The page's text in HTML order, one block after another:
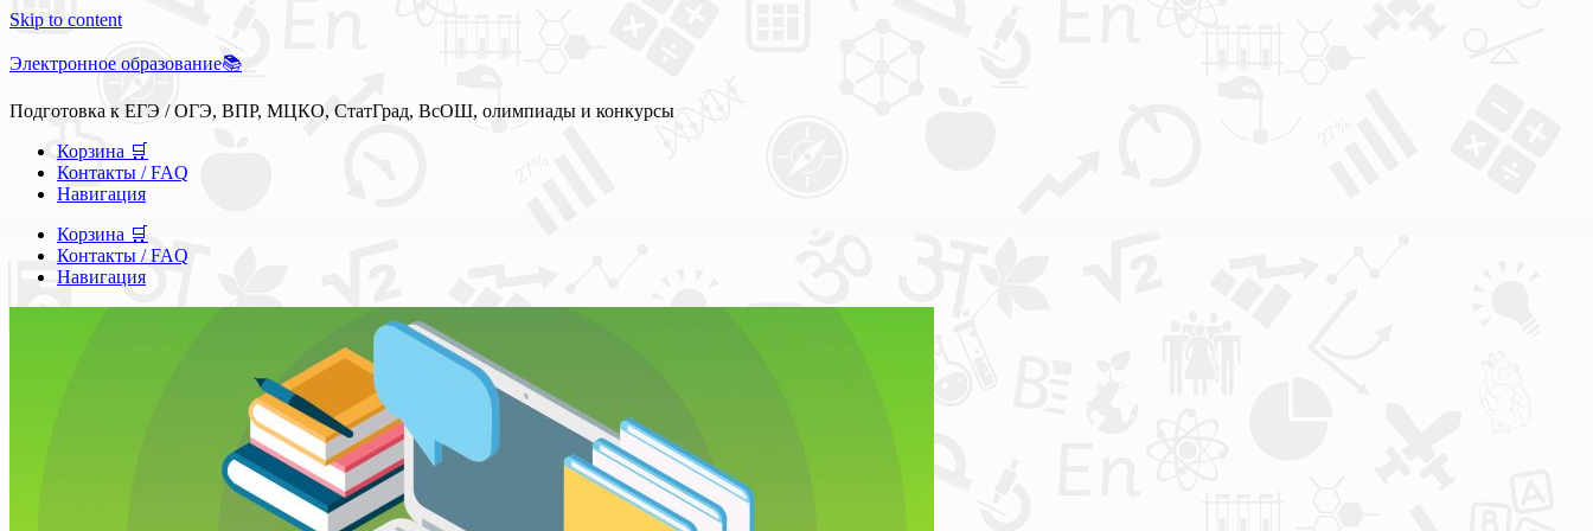
Skip to content
Электронное образование📚
Подготовка к ЕГЭ / ОГЭ, ВПР, МЦКО, СтатГрад, ВсОШ, олимпиады и конкурсы
Корзина 🛒
Контакты / FAQ
Навигация
Корзина 🛒
Контакты / FAQ
Навигация